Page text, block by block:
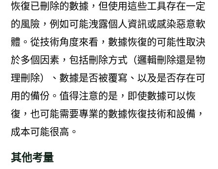
恢復已刪除的數據，但使用這些工具存在一定
的風險，例如可能洩露個人資訊或感染惡意軟
體。從技術角度來看，數據恢復的可能性取決
於多個因素，包括刪除方式（邏輯刪除還是物
理刪除）、數據是否被覆寫、以及是否存在可
用的備份。值得注意的是，即使數據可以恢
復，也可能需要專業的數據恢復技術和設備，
成本可能很高。
其他考量